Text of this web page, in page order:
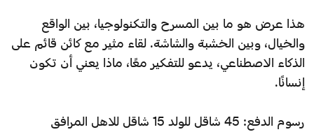
هذا عرض هو ما بين المسرح والتكنولوجيا، بين الواقع
والخيال، وبين الخشبة والشاشة. لقاء مثير مع كائن قائم على
الذكاء الاصطناعي، يدعو للتفكير معًا، ماذا يعني أن تكون
إنسانًا.
رسوم الدفع: 45 شاقل للولد 15 شاقل للاهل المرافق